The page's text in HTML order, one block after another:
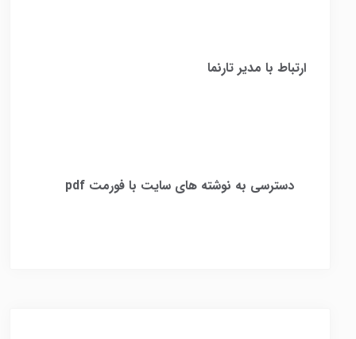
ارتباط با مدیر تارنما
دسترسی به نوشته های سایت با فورمت pdf